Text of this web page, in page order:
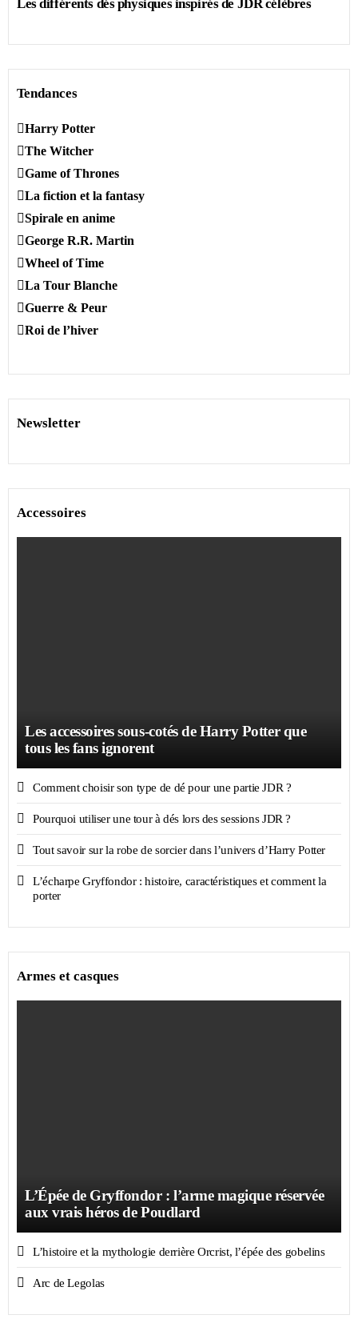
Les différents dés physiques inspirés de JDR célèbres
Tendances
Harry Potter
The Witcher
Game of Thrones
La fiction et la fantasy
Spirale en anime
George R.R. Martin
Wheel of Time
La Tour Blanche
Guerre & Peur
Roi de l’hiver
Newsletter
Accessoires
Les accessoires sous-cotés de Harry Potter que
tous les fans ignorent
Comment choisir son type de dé pour une partie JDR ?
Pourquoi utiliser une tour à dés lors des sessions JDR ?
Tout savoir sur la robe de sorcier dans l’univers d’Harry Potter
L’écharpe Gryffondor : histoire, caractéristiques et comment la
porter
Armes et casques
L’Épée de Gryffondor : l’arme magique réservée
aux vrais héros de Poudlard
L’histoire et la mythologie derrière Orcrist, l’épée des gobelins
Arc de Legolas